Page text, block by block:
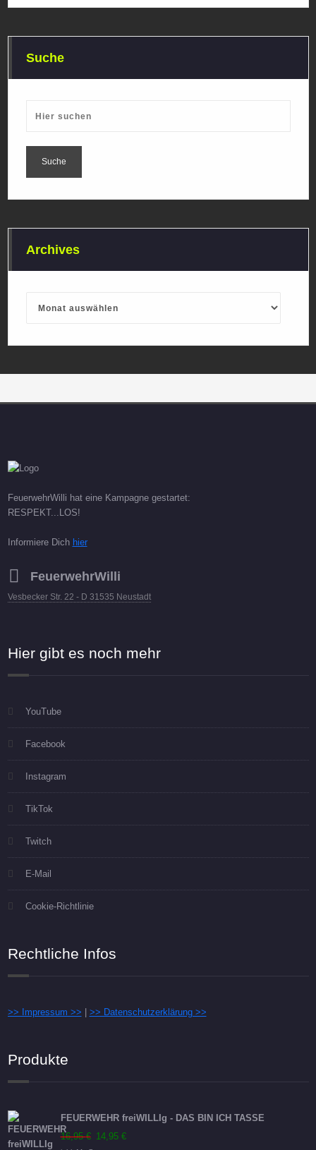
Suche
Archives
FeuerwehrWilli hat eine Kampagne gestartet:
RESPEKT...LOS!
Informiere Dich hier
FeuerwehrWilli
Vesbecker Str. 22 - D 31535 Neustadt
Hier gibt es noch mehr
YouTube
Facebook
Instagram
TikTok
Twitch
E-Mail
Cookie-Richtlinie
Rechtliche Infos
>> Impressum >> >> Datenschutzerklärung >>
Produkte
FEUERWEHR freiWILLIg - DAS BIN ICH TASSE
16,95€ Ursprünglicher
14,95 €